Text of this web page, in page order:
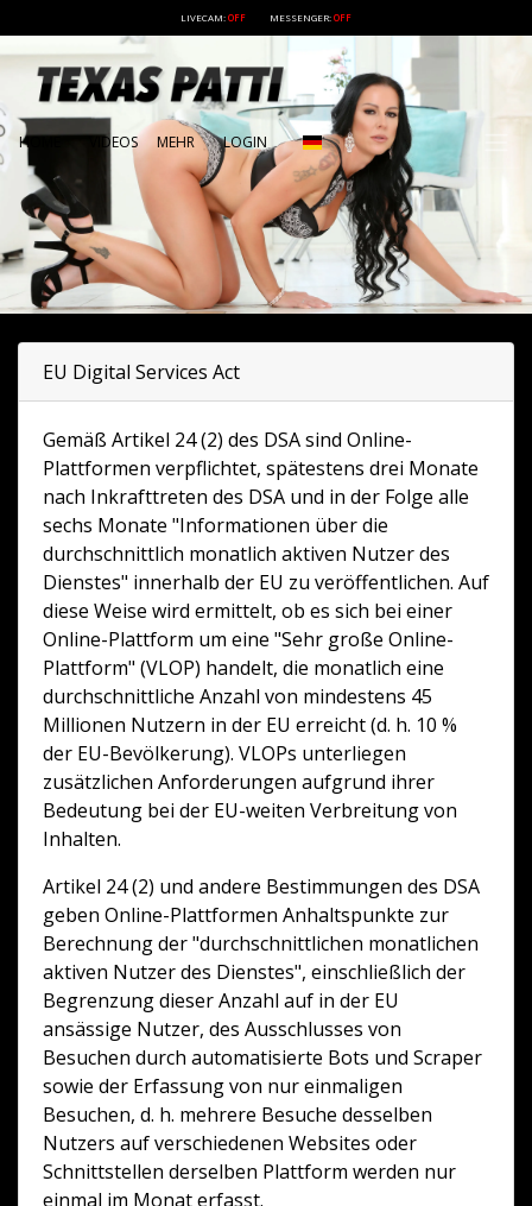
LIVECAM:OFF MESSENGER:OFF
HOME VIDEOS MEHR LOGIN
EU Digital Services Act
Gemäß Artikel 24 (2) des DSA sind Online-
Plattformen verpflichtet, spätestens drei Monate
nach Inkrafttreten des DSA und in der Folge alle
sechs Monate "Informationen über die
durchschnittlich monatlich aktiven Nutzer des
Dienstes" innerhalb der EU zu veröffentlichen. Auf
diese Weise wird ermittelt, ob es sich bei einer
Online-Plattform um eine "Sehr große Online-
Plattform" (VLOP) handelt, die monatlich eine
durchschnittliche Anzahl von mindestens 45
Millionen Nutzern in der EU erreicht (d. h. 10 %
der EU-Bevölkerung). VLOPs unterliegen
zusätzlichen Anforderungen aufgrund ihrer
Bedeutung bei der EU-weiten Verbreitung von
Inhalten.
Artikel 24 (2) und andere Bestimmungen des DSA
geben Online-Plattformen Anhaltspunkte zur
Berechnung der "durchschnittlichen monatlichen
aktiven Nutzer des Dienstes", einschließlich der
Begrenzung dieser Anzahl auf in der EU
ansässige Nutzer, des Ausschlusses von
Besuchen durch automatisierte Bots und Scraper
sowie der Erfassung von nur einmaligen
Besuchen, d. h. mehrere Besuche desselben
Nutzers auf verschiedenen Websites oder
Schnittstellen derselben Plattform werden nur
einmal im Monat erfasst.